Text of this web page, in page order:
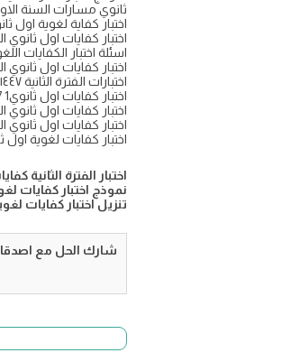
ثانوي مسارات السنة
اختبار كفاية لغوية اول
اختبار كفايات اول ثانوي
اسئلة اختبار الكفايات اللغوية 1 الوحدة الثانية
اختبار كفايات اول ثانوي
اختبارات الفترة الثانية ١٤٤٧
اختبار كفايات اول ثانوي1 1447
اختبار كفايات اول ثانوي
اختبار كفايات اول ثانوي
اختبار كفايات لغوية
اختبار الفترة الثانية كفايات اول
نموذج اختبار كفايات
تنزيل اختبار كفايات
شارك الحل مع